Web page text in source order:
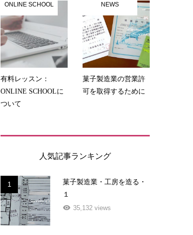
ONLINE SCHOOL
有料レッスン：
ONLINE SCHOOLに
ついて
NEWS
菓子製造業の営業許
可を取得するために
人気記事ランキング
1
菓子製造業・工房を造る・
１
35,132 views